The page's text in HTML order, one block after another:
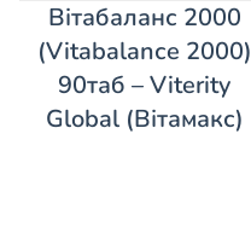
Вітабаланс 2000
(Vitabalanсe 2000)
90таб – Viterity
Global (Вітамакс)